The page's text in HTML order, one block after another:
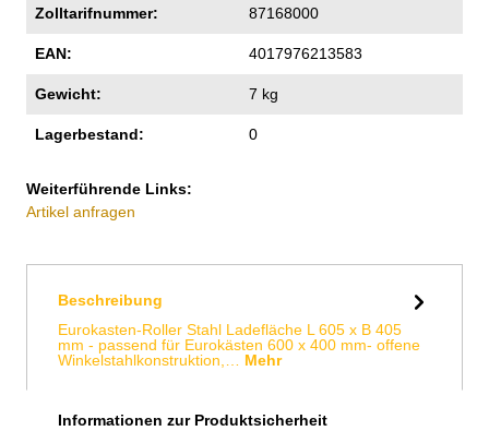
Zolltarifnummer: 87168000
EAN: 4017976213583
Gewicht: 7 kg
Lagerbestand: 0
Weiterführende Links:
Artikel anfragen
Beschreibung
Eurokasten-Roller Stahl Ladefläche L 605 x B 405
mm - passend für Eurokästen 600 x 400 mm- offene
Winkelstahlkonstruktion,… Mehr
Informationen zur Produktsicherheit